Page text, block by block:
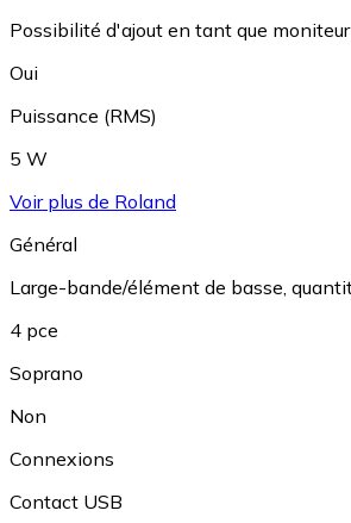
Possibilité d'ajout en tant que
Oui
Puissance (RMS)
5 W
Voir plus de Roland
Général
Large-bande/élément de basse,
4 pce
Soprano
Non
Connexions
Contact USB